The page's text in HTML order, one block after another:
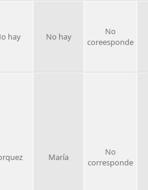
hay No hay
No
coreesponde
María
No
corresponde